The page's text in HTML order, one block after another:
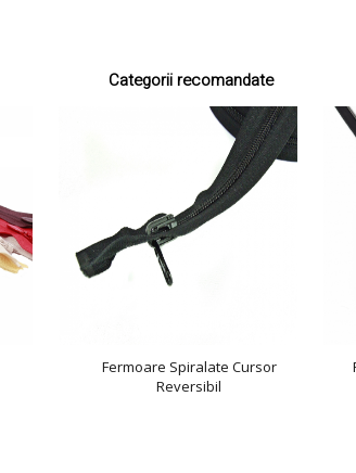
Categorii recomandate
Fermoare Spiralate Cursor
Reversibil